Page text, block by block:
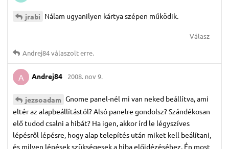
jrabi Nálam ugyanilyen kártya szépen működik.
Válasz
Andrej84válaszolt erre.
A Andrej84 2008. nov 9.
jezsoadam Gnome panel-nél mi van neked beállítva, ami
eltér az alapbeállítástól? Alsó panelre gondolsz? Szándékosan
elő tudod csalni a hibát? Ha igen, akkor írd le légyszíves
lépésről lépésre, hogy alap telepítés után miket kell beálítani,
és milyen lépések szükségesek a hiba előidézéséhez. Én most